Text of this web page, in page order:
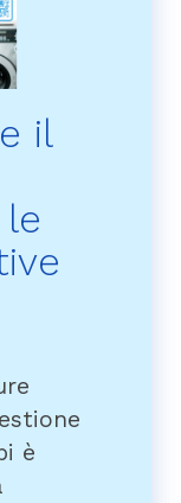
il
è